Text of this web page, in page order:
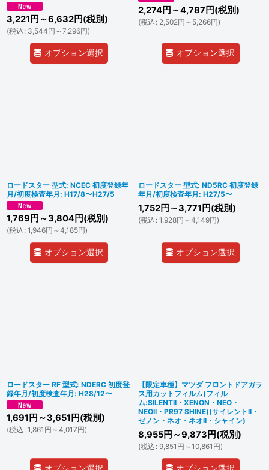
3,221 円 ～6,632円(税別)
(税込 : 3,544円 ～7,296円)
オプション選択
2,274円 ～4,787 円(税別)
(税込 : 2,502円 ～5,266円)
オプション選択
ロードスター 型式: NCEC 初度登録年
月/初度検査年月: H17/8〜H27/5
1,769 円 ～3,804円(税別)
(税込 : 1,946円 ～4,185円)
オプション選択
ロードスター 型式: ND5RC 初度登録
年月/初度検査年月: H27/5〜
1,752円 ～3,771 円(税別)
(税込 : 1,928円 ～4,149円)
オプション選択
ロードスター RF 型式: NDERC 初度登
録年月/初度検査年月: H28/12〜
1,691 円 ～3,651 円(税別)
(税込 : 1,861 円 ～4,017円)
オプション選択
【限定車種】マツダ フロントドアガラ
ス用カットフィルム(フィル
ム:SILENTII・XENON・NEO・
NEOII・PR97 SHINE)(サイレントII・
ゼノン・ネオ・ネオII・シャイン)
8,955円 ～9,873 円(税別)
(税込 : 9,851 円 ～10,861 円)
オプション選択